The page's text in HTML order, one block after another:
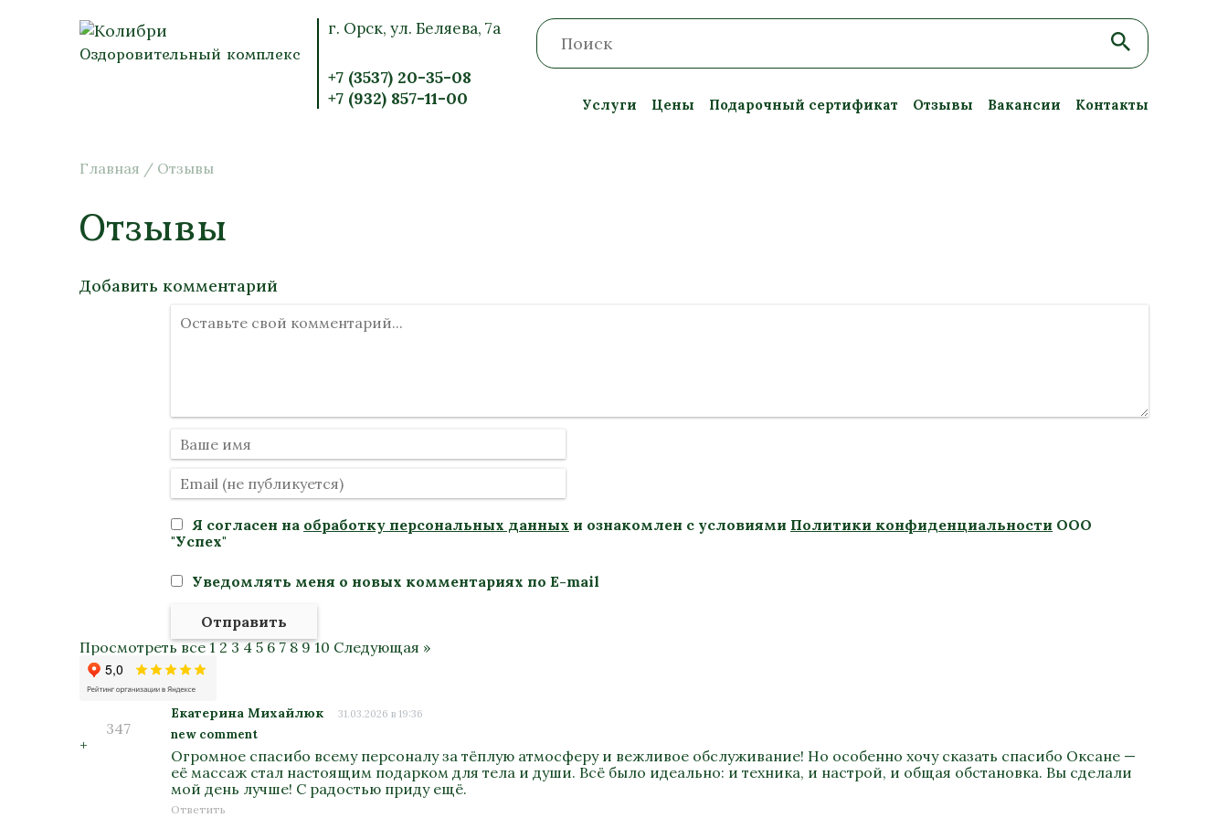
Оздоровительный комплекс
г. Орск, ул. Беляева, 7а
+7 (3537) 20-35-08
+7 (932) 857-11-00
Услуги Цены Подарочный сертификат Отзывы Вакансии Контакты
Главная / Отзывы
Отзывы
Добавить комментарий
Я согласен на обработку персональных данных и ознакомлен с условиями Политики конфиденциальности ООО
"Успех"
Уведомлять меня о новых комментариях по E-mail
Отправить
Просмотреть все 1 2 3 4 5 6 7 8 9 10 Следующая »
347
+
Екатерина Михайлюк 31.03.2026 в 19:36
new comment
Огромное спасибо всему персоналу за тёплую атмосферу и вежливое обслуживание! Но особенно хочу сказать спасибо Оксане —
её массаж стал настоящим подарком для тела и души. Всё было идеально: и техника, и настрой, и общая обстановка. Вы сделали
мой день лучше! С радостью приду ещё.
Ответить